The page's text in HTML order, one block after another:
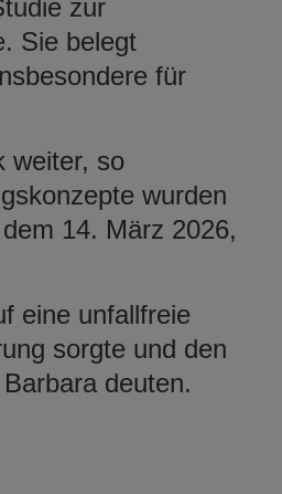
zur
Sie belegt
für
weiter, so
wurden
14. März 2026,
eine unfallfreie
sorgte und den
deuten.